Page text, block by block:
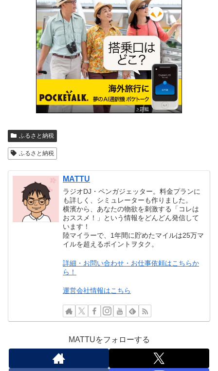
ふるさと納税
ふるさと納税
MATTU
ラジオDJ・ペンガジェッター。料金プランに
も詳しく、シミュレーターも作りました。
横濱から、あなたの物欲を刺激する「コレは
おススメ！」という情報をどんどん発信して
います！
陸マイラーで、1年間に貯めたマイルは25万マ
イルを超えるポイントヲタク。
詳細・お問い合わせ・お仕事依頼はこちらか
ら！
運営会社情報はこちら
MATTUをフォローする